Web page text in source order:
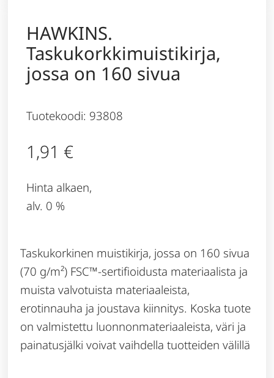
HAWKINS.
Taskukorkkimuistikirja,
jossa on 160 sivua
Tuotekoodi: 93808
1,91 €
Hinta alkaen,
alv. 0 %
Taskukorkinen muistikirja, jossa on 160 sivua
(70 g/m²) FSC™-sertifioidusta materiaalista ja
muista valvotuista materiaaleista,
erotinnauha ja joustava kiinnitys. Koska tuote
on valmistettu luonnonmateriaaleista, väri ja
painatusjälki voivat vaihdella tuotteiden välillä